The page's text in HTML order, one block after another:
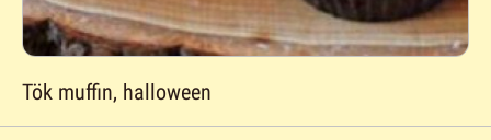
Tök muffin, halloween